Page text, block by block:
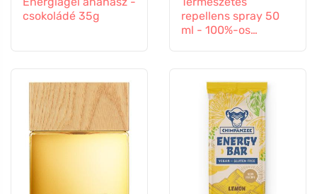
csokoládé 35g
repellens spray 50
ml - 100%-os